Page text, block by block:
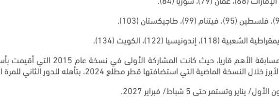
ويستعد الفدائي لمشاركته الرابعة على التوالي